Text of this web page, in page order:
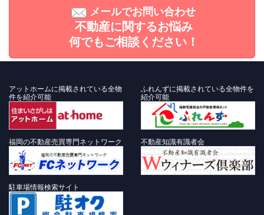
メールでお問い合わせ
不動産に関するお悩み
何でもご相談ください！
アットホームに掲載されている全物
件を紹介可能
ふれんずに掲載されている全物件を
紹介可能
福岡の不動産売買専門ネットワーク 不動産知識有識者会
駐車場情報検索サイト